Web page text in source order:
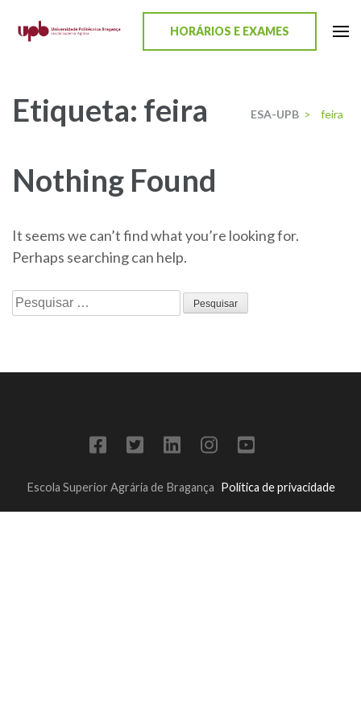
HORÁRIOS E EXAMES
Etiqueta: feira ESA-UPB > feira
Nothing Found
It seems we can’t find what you’re looking for.
Perhaps searching can help.
Escola Superior Agrária de Bragança Política de privacidade